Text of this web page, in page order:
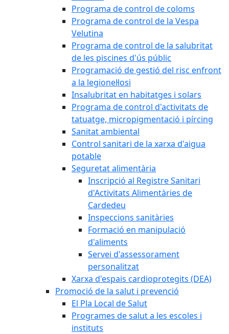
Programa de control de coloms
Programa de control de la Vespa
Velutina
Programa de control de la salubritat
de les piscines d'ús públic
Programació de gestió del risc enfront
a la legionel·losi
Insalubritat en habitatges i solars
Programa de control d'activitats de
tatuatge, micropigmentació i pírcing
Sanitat ambiental
Control sanitari de la xarxa d'aigua
potable
Seguretat alimentària
Inscripció al Registre Sanitari
d'Activitats Alimentàries de
Cardedeu
Inspeccions sanitàries
Formació en manipulació
d'aliments
Servei d'assessorament
personalitzat
Xarxa d'espais cardioprotegits (DEA)
Promoció de la salut i prevenció
El Pla Local de Salut
Programes de salut a les escoles i
instituts